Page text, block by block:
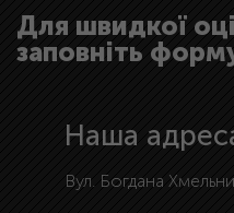
Для швидкої
заповніть
Наша
Вул. Богдана